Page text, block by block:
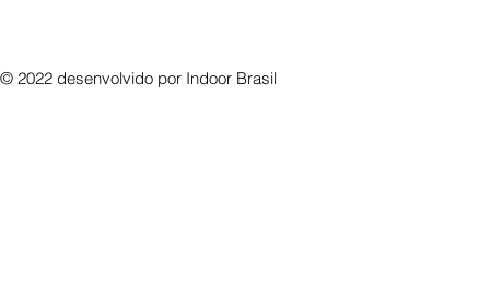
© 2022 desenvolvido por Indoor Brasil